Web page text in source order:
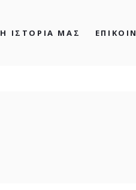
Η ΙΣΤΟΡΙΑ ΜΑΣ